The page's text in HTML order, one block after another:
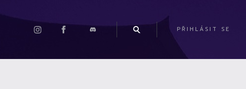
PŘIHLÁSIT SE